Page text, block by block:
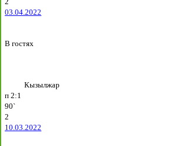
03.04.2022
В гостях
Кызылжар
п 2:1
90`
2
10.03.2022